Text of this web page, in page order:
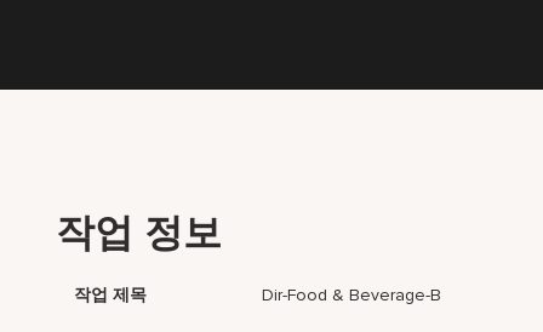
작업 정보
작업 제목 Dir-Food & Beverage-B